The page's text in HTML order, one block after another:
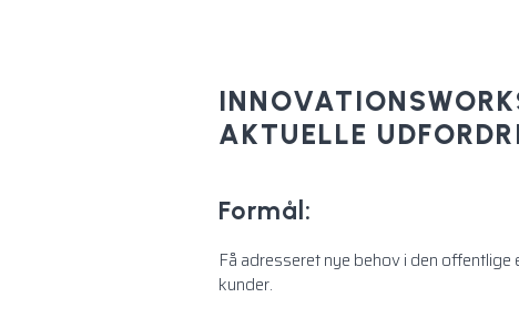
AKTUELLE
Formål:
Få adresseret nye behov i den
kunder.